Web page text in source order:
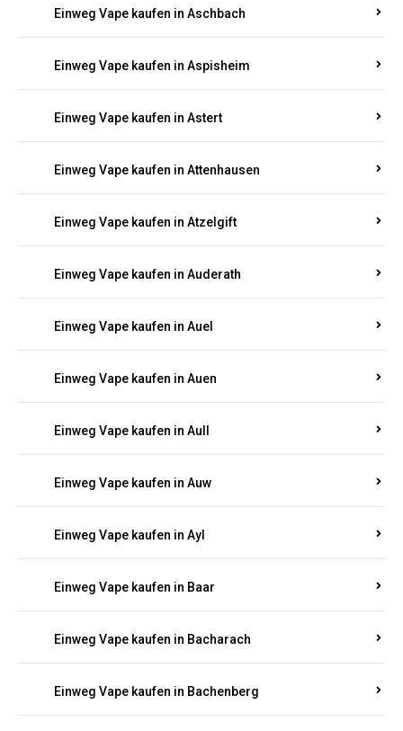
Einweg Vape kaufen in Aschbach
Einweg Vape kaufen in Aspisheim
Einweg Vape kaufen in Astert
Einweg Vape kaufen in Attenhausen
Einweg Vape kaufen in Atzelgift
Einweg Vape kaufen in Auderath
Einweg Vape kaufen in Auel
Einweg Vape kaufen in Auen
Einweg Vape kaufen in Aull
Einweg Vape kaufen in Auw
Einweg Vape kaufen in Ayl
Einweg Vape kaufen in Baar
Einweg Vape kaufen in Bacharach
Einweg Vape kaufen in Bachenberg